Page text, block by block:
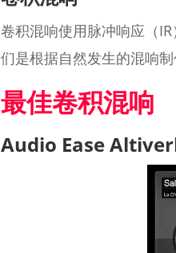
卷积混响使用脉冲响应（
们是根据自然发生的混响制
最佳卷积混响
Audio Ease